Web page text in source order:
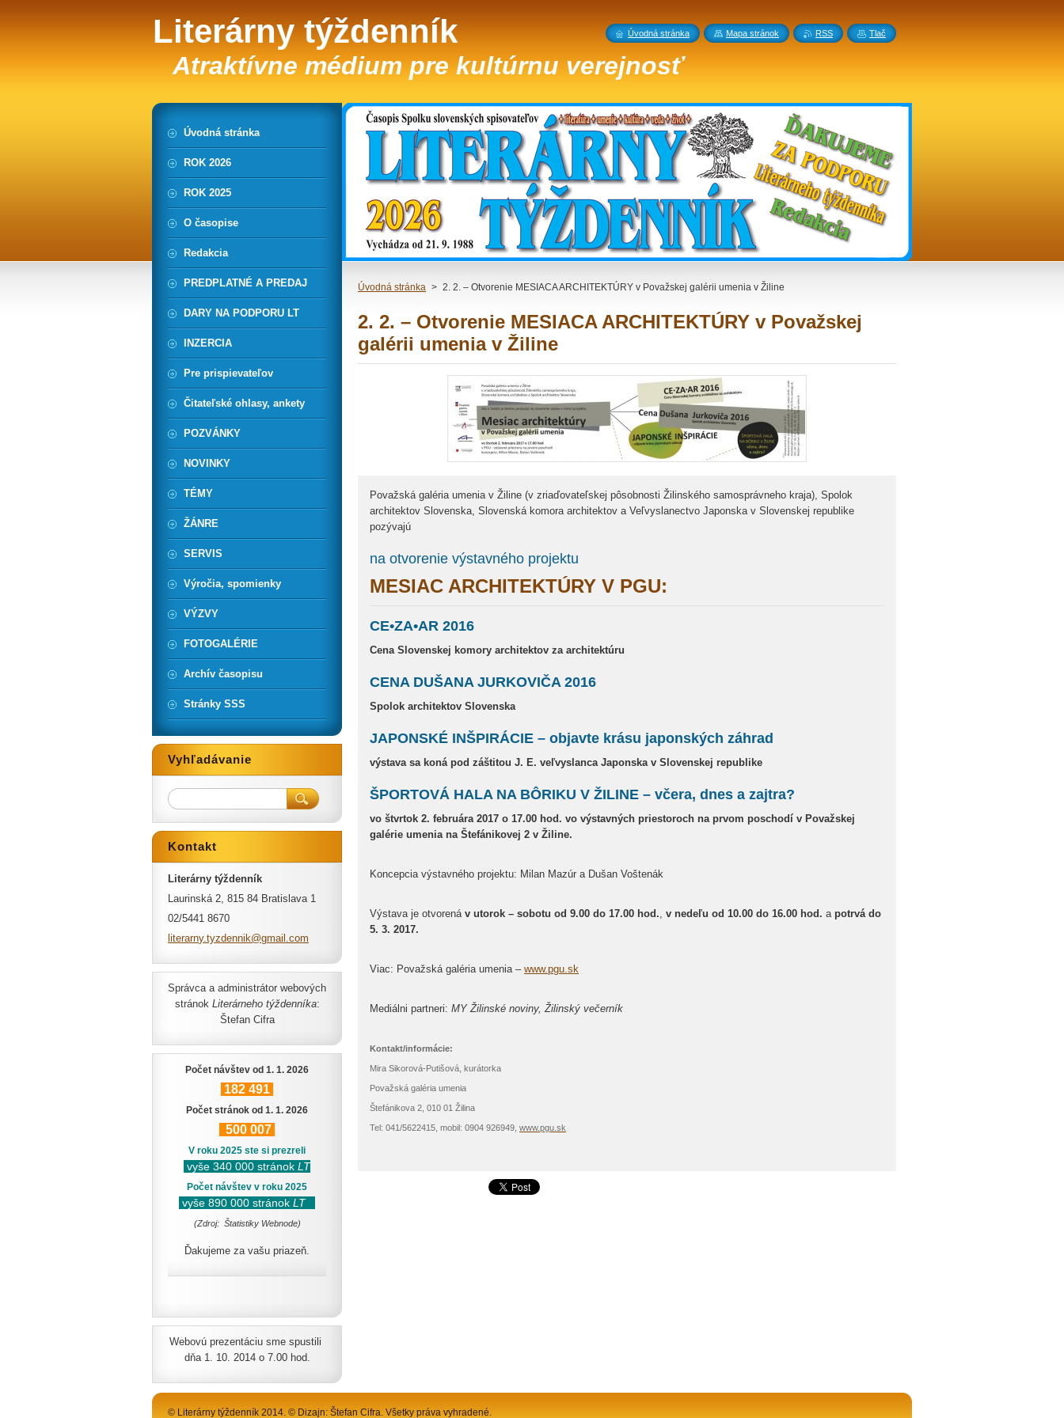
Literárny týždenník
Atraktívne médium pre kultúrnu verejnosť
Úvodná stránka > 2. 2. – Otvorenie MESIACA ARCHITEKTÚRY v Považskej galérii umenia v Žiline
2. 2. – Otvorenie MESIACA ARCHITEKTÚRY v Považskej
galérii umenia v Žiline
Považská galéria umenia v Žiline (v zriaďovateľskej pôsobnosti Žilinského samosprávneho kraja), Spolok
architektov Slovenska, Slovenská komora architektov a Veľvyslanectvo Japonska v Slovenskej republike
pozývajú
na otvorenie výstavného projektu
MESIAC ARCHITEKTÚRY V PGU:
CE•ZA•AR 2016
Cena Slovenskej komory architektov za architektúru
CENA DUŠANA JURKOVIČA 2016
Spolok architektov Slovenska
JAPONSKÉ INŠPIRÁCIE – objavte krásu japonských záhrad
výstava sa koná pod záštitou J. E. veľvyslanca Japonska v Slovenskej republike
ŠPORTOVÁ HALA NA BÔRIKU V ŽILINE – včera, dnes a zajtra?
vo štvrtok 2. februára 2017 o 17.00 hod. vo výstavných priestoroch na prvom poschodí v Považskej
galérie umenia na Štefánikovej 2 v Žiline.
Koncepcia výstavného projektu: Milan Mazúr a Dušan Voštenák
Výstava je otvorená v utorok – sobotu od 9.00 do 17.00 hod., v nedeľu od 10.00 do 16.00 hod. a potrvá do
5. 3. 2017.
Viac: Považská galéria umenia – www.pgu.sk
Mediálni partneri: MY Žilinské noviny, Žilinský večerník
Kontakt/informácie:
Mira Sikorová-Putišová, kurátorka
Považská galéria umenia
Štefánikova 2, 010 01 Žilina
Tel: 041/5622415, mobil: 0904 926949, www.pgu.sk
Úvodná stránka
ROK 2026
ROK 2025
O časopise
Redakcia
PREDPLATNÉ A PREDAJ
DARY NA PODPORU LT
INZERCIA
Pre prispievateľov
Čitateľské ohlasy, ankety
POZVÁNKY
NOVINKY
TÉMY
ŽÁNRE
SERVIS
Výročia, spomienky
VÝZVY
FOTOGALÉRIE
Archív časopisu
Stránky SSS
Vyhľadávanie
Kontakt
Literárny týždenník
Laurinská 2, 815 84 Bratislava 1
02/5441 8670
literarny.tyzdennik@gmai l.com
Správca a administrátor webových
stránok Literárneho týždenníka:
Štefan Cifra
Počet návštev od 1. 1. 2026
182 491
Počet stránok od 1. 1. 2026
500 007
V roku 2025 ste si prezreli
vyše 340 000 stránok LT
Počet návštev v roku 2025
vyše 890 000 stránok LT
(Zdroj: Štatistiky Webnode)
Ďakujeme za vašu priazeň.
Webovú prezentáciu sme spustili
dňa 1. 10. 2014 o 7.00 hod.
© Literárny týždenník 2014. © Dizajn: Štefan Cifra. Všetky práva vyhradené.
Úvodná stránka Mapa stránok RSS Tlač